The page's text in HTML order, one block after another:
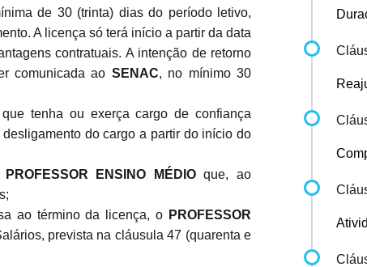
de 30 (trinta) dias do período letivo,
A licença só terá início a partir da data
contratuais. A intenção de retorno
comunicada ao SENAC, no mínimo 30
que tenha ou exerça cargo de confiança
do cargo a partir do início do
PROFESSOR ENSINO MÉDIOque, ao
ao término da licença, o PROFESSOR
prevista na cláusula 47 (quarenta e